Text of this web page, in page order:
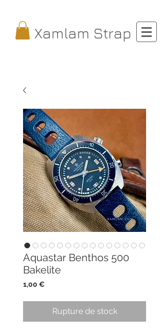
Xamlam Strap
Aquastar Benthos 500
Bakelite
1,00 €Prix
Rupture de stock